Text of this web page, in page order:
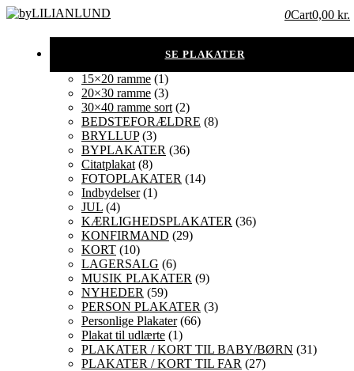
0Cart0,00 kr.
15×20 ramme (1)
20×30 ramme (3)
30×40 ramme sort (2)
BEDSTEFORÆLDRE (8)
BRYLLUP(3)
BYPLAKATER (36)
Citatplakat (8)
FOTOPLAKATER (14)
Indbydelser(1)
JUL (4)
KÆRLIGHEDSPLAKATER (36)
KONFIRMAND (29)
KORT (10)
LAGERSALG (6)
MUSIK PLAKATER (9)
NYHEDER (59)
PERSON PLAKATER (3)
Personlige Plakater(66)
Plakat til udlærte (1)
PLAKATER / KORT TIL BABY/BØRN (31)
PLAKATER / KORT TIL FAR (27)